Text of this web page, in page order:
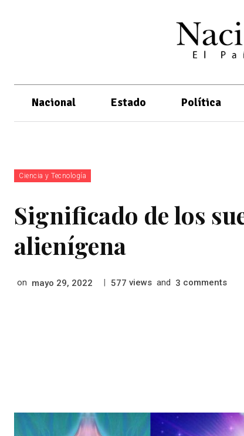
Nacional Estado Política
Ciencia y Tecnología
Significado de los
alienígena
on mayo 29, 2022 577 views and 3 comments